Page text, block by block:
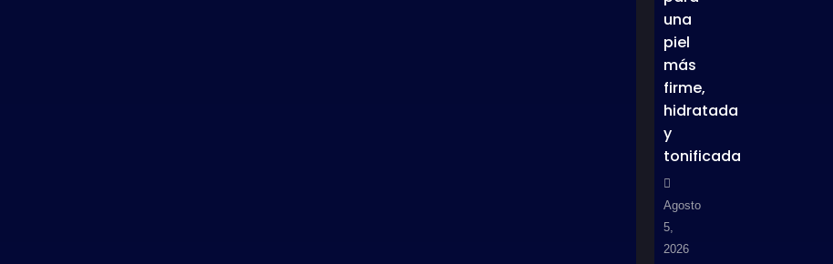
una
piel
más
firme,
hidratada
y
tonificada
Agosto
5,
2026